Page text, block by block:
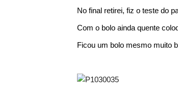
No final retirei, fiz o teste do
Com o bolo ainda quente
Ficou um bolo mesmo muito